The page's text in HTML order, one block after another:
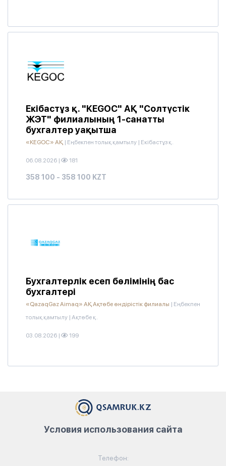
Екібастұз қ. "KEGOC" АҚ "Солтүстік
ЖЭТ" филиалының 1-санатты
бухгалтер уақытша
«KEGOC» АҚ | Еңбекпен толық қамтылу | Екібастұз қ.
06.08.2026 | 181
358 100 - 358 100 KZT
Бухгалтерлік есеп бөлімінің бас
бухгалтері
«QazaqGaz Aimaq» АҚ Ақтөбе өндірістік филиалы | Еңбекпен
толық қамтылу | Ақтөбе қ.
03.08.2026 | 199
Телефон:
Условия использования сайта